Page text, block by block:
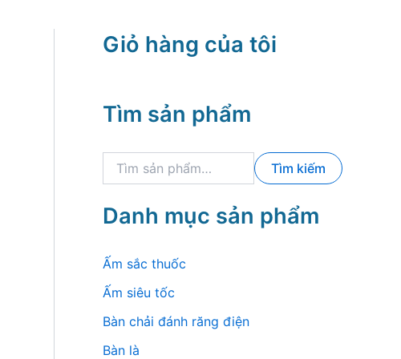
Giỏ hàng của tôi
Tìm sản phẩm
k
m
:
Tìm kiếm
Danh mục sản phẩm
Ấm sắc thuốc
Ấm siêu tốc
Bàn chải đánh răng điện
Bàn là